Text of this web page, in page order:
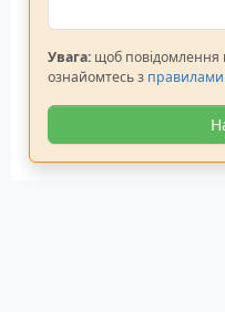
Увага: щоб повідомлення
ознайомтесь з правилами